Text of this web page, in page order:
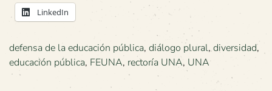
LinkedIn
defensa de la educación pública, diálogo plural,diversidad,
educación pública, FEUNA, rectoría UNA, UNA